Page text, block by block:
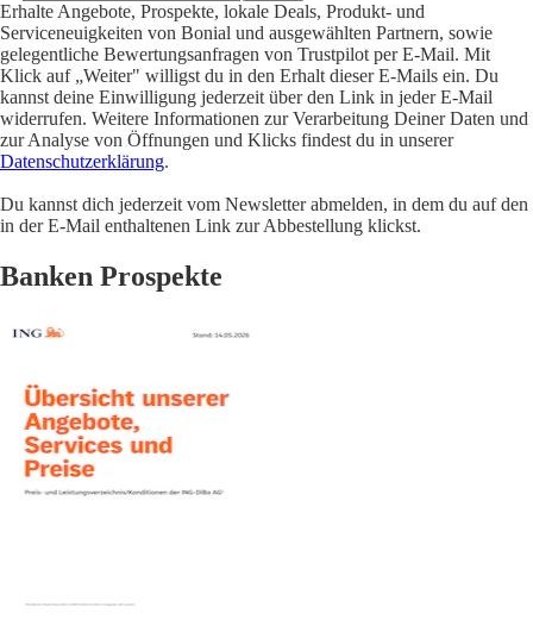
Erhalte Angebote, Prospekte, lokale Deals, Produkt- und
Serviceneuigkeiten von Bonial und ausgewählten Partnern, sowie
gelegentliche Bewertungsanfragen von Trustpilot per E-Mail. Mit
Klick auf „Weiter" willigst du in den Erhalt dieser E-Mails ein. Du
kannst deine Einwilligung jederzeit über den Link in jeder E-Mail
widerrufen. Weitere Informationen zur Verarbeitung Deiner Daten und
zur Analyse von Öffnungen und Klicks findest du in unserer
Datenschutzerklärung.
Du kannst dich jederzeit vom Newsletter abmelden, in dem du auf den
in der E-Mail enthaltenen Link zur Abbestellung klickst.
Banken Prospekte